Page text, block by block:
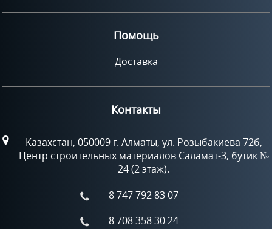
Помощь
Доставка
Контакты
Казахстан, 050009 г. Алматы, ул. Розыбакиева 72б,
Центр строительных материалов Саламат-3, бутик №
24 (2 этаж).
8 747 792 83 07
8 708 358 30 24